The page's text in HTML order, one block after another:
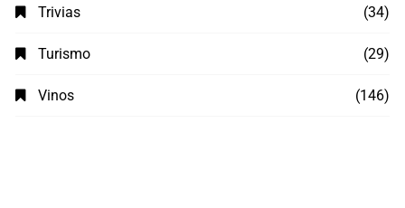
Trivias (34)
Turismo (29)
Vinos (146)